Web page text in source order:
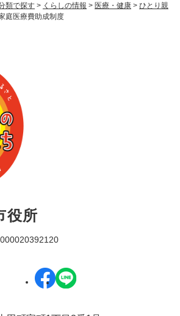
類で探す > くらしの情報 > 医療・健康 > ひとり親
庭医療費助成制度
役所